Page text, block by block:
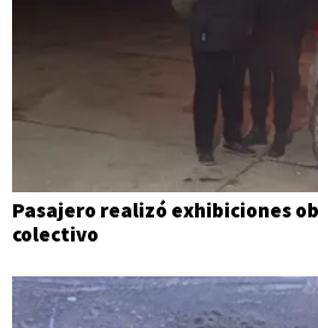
Pasajero realizó exhibiciones
colectivo